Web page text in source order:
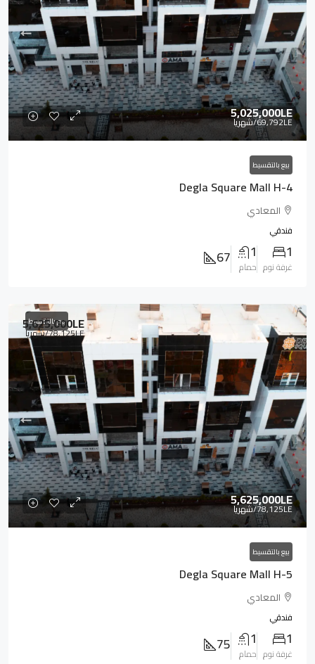
5,025,000LE
69,792LE/شهريا
بيع بالتقسيط
Degla Square Mall H-4
المعادي
فندقي
1
غرفة نوم
1
حمام 67
بيع بالتقسيط
5,625,000LE
78,125LE/شهريا
بيع بالتقسيط
Degla Square Mall H-5
5,625,000LE
78,125LE/شهريا
المعادي
فندقي
1
غرفة نوم
1
حمام 75